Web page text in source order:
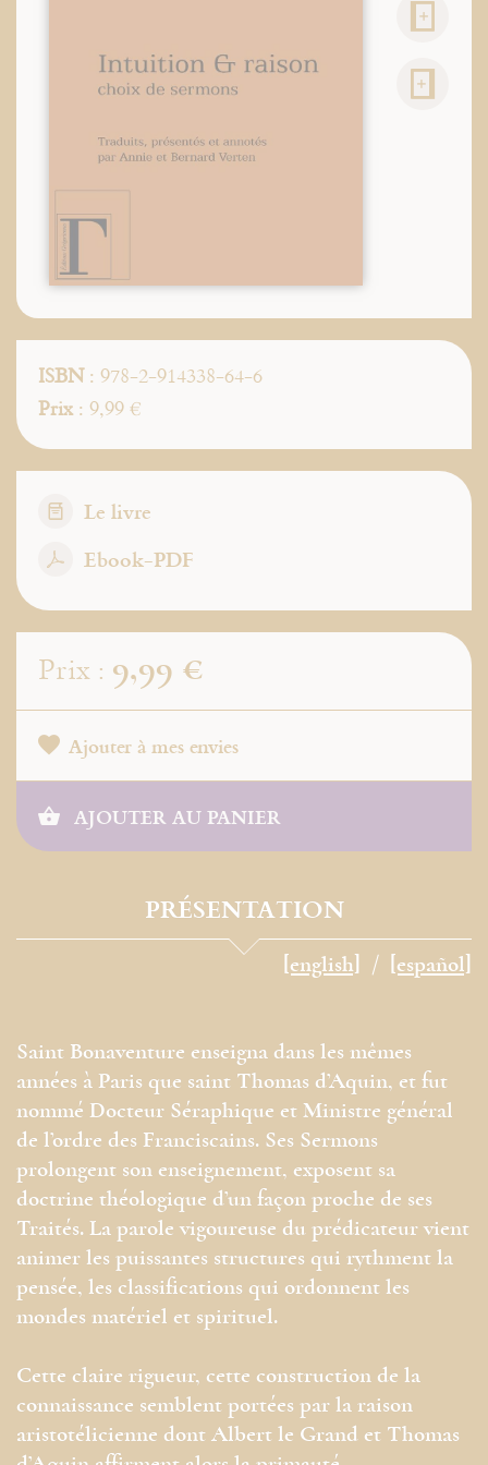
ISBN: 978-2-914338-64-6
Prix: 9,99 €
Le livre
Ebook-PDF
Prix : 9,99 €
Ajouter à mes envies
AJOUTER AU PANIER
PRÉSENTATION
[english] [español]
Saint Bonaventure enseigna dans les mêmes
années à Paris que saint Thomas d’Aquin, et fut
nommé Docteur Séraphique et Ministre général
de l’ordre des Franciscains. Ses Sermons
prolongent son enseignement, exposent sa
doctrine théologique d’un façon proche de ses
Traités. La parole vigoureuse du prédicateur vient
animer les puissantes structures qui rythment la
pensée, les classifications qui ordonnent les
mondes matériel et spirituel.
Cette claire rigueur, cette construction de la
connaissance semblent portées par la raison
aristotélicienne dont Albert le Grand et Thomas